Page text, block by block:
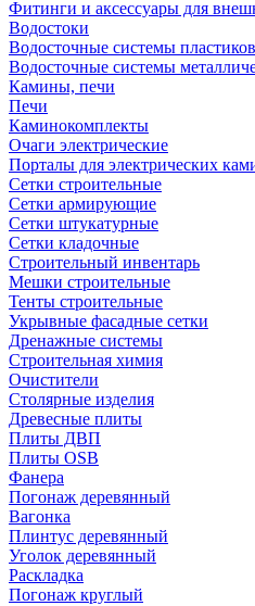
Фитинги и аксессуары для
Водостоки
Водосточные системы
Водосточные системы
Камины, печи
Печи
Каминокомплекты
Очаги электрические
Порталы для электрических
Сетки строительные
Сетки армирующие
Сетки штукатурные
Сетки кладочные
Строительный инвентарь
Мешки строительные
Тенты строительные
Укрывные фасадные сетки
Дренажные системы
Строительная химия
Очистители
Столярные изделия
Древесные плиты
Плиты ДВП
Плиты OSB
Фанера
Погонаж деревянный
Вагонка
Плинтус деревянный
Уголок деревянный
Раскладка
Погонаж круглый